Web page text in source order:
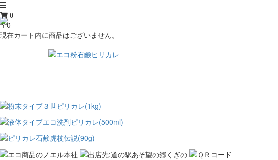
0
￥0
現在カート内に商品はございません。